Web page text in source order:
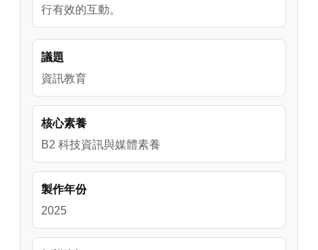
行有效的互動。
議題
資訊教育
核心素養
B2 科技資訊與媒體素養
製作年份
2025